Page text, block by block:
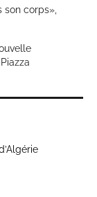
son corps»,